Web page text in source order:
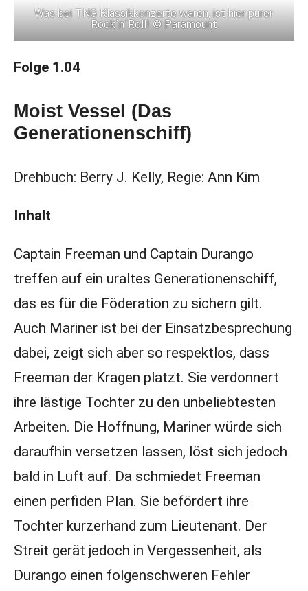
Was bei TNG Klassikkonzerte waren, ist hier purer
Rock´n´Roll! © Paramount
Folge 1.04
Moist Vessel (Das
Generationenschiff)
Drehbuch: Berry J. Kelly, Regie: Ann Kim
Inhalt
Captain Freeman und Captain Durango
treffen auf ein uraltes Generationenschiff,
das es für die Föderation zu sichern gilt.
Auch Mariner ist bei der Einsatzbesprechung
dabei, zeigt sich aber so respektlos, dass
Freeman der Kragen platzt. Sie verdonnert
ihre lästige Tochter zu den unbeliebtesten
Arbeiten. Die Hoffnung, Mariner würde sich
daraufhin versetzen lassen, löst sich jedoch
bald in Luft auf. Da schmiedet Freeman
einen perfiden Plan. Sie befördert ihre
Tochter kurzerhand zum Lieutenant. Der
Streit gerät jedoch in Vergessenheit, als
Durango einen folgenschweren Fehler